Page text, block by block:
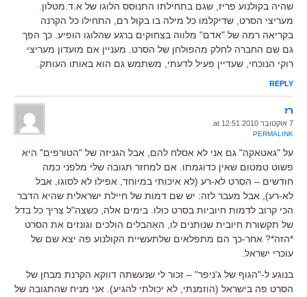
שהיה בקולנוע פריז, שגם בתחילתו התנוסס הלוגו של א.ד.מטלון.
מעריצי הסרט, שדיקלמו כל מילה בו בקול רם, התחילו כל הקרנה
בקריאה רמה של "אדם" מלווה בצחוקים ברגע שהלוגו הופיע. כך הפך
גם שם החברה לחלק מהפולחן של הסרט. מעניין אם מועדון מעריצי
רוקי הנוכחי, שעדיין פעיל לדעתי, משתמש גם הוא באותו העותק.
REPLY
רז
7 אוקטובר 2010 at 12:51
PERMALINK
על "גאטאקה" גם אני לא אסלח להם, אבל הגניזה של "הטורפים" היא
פשוט טמטום שאין כדוגמתו. אם למחזר תגובה שלי מלפני כמה
חודשים – הסרט לא-רע (לא איכותי במיוחד, אפילו לא לסוגו, אבל
לא-רע), אבל מעבר לזה: יש שם דמות של חיילת ישראלית שהיא הדבר
הכי קרוב לדמות חיוביות בסרט כולו. בימים אלה, כשצה"ל צריך כל בדל
של תקשורת חיובית שנותנים לו, האהבלים הולכים וגונזים את הסרט
*הזה*? אחר-כך הם מתפלאים שלתעשיית הקולנוע פה יצא שם של
עוכרי ישראל.
בנוגע ל-"הגוף של ג'ניפר" – זכור לי שנעשתה דווקא הקרנת מבחן של
הסרט פה בישראל (הוזמנתי, לא יכולתי להגיע). אני מניח שהתגובה של